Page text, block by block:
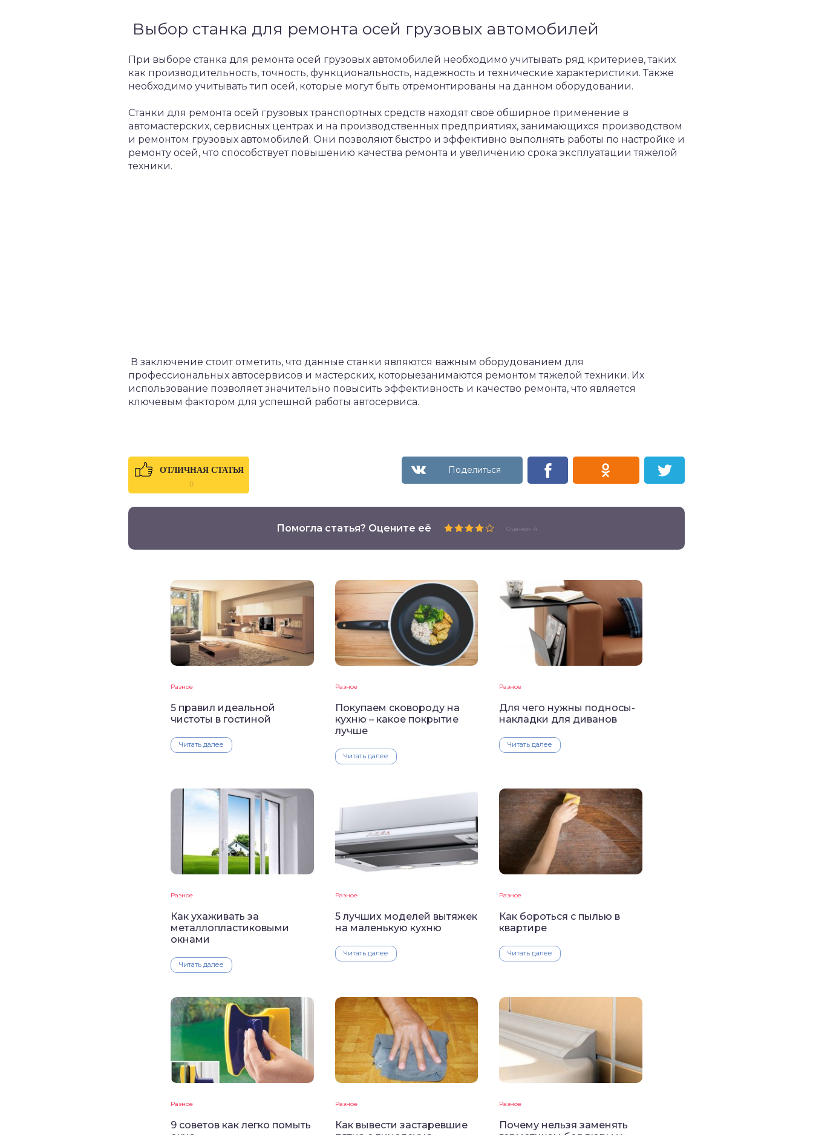
Выбор станка для ремонта осей грузовых автомобилей
При выборе станка для ремонта осей грузовых автомобилей необходимо учитывать ряд критериев, таких
как производительность, точность, функциональность, надежность и технические характеристики. Также
необходимо учитывать тип осей, которые могут быть отремонтированы на данном оборудовании.
Станки для ремонта осей грузовых транспортных средств находят своё обширное применение в
автомастерских, сервисных центрах и на производственных предприятиях, занимающихся производством
и ремонтом грузовых автомобилей. Они позволяют быстро и эффективно выполнять работы по настройке и
ремонту осей, что способствует повышению качества ремонта и увеличению срока эксплуатации тяжёлой
техники.
В заключение стоит отметить, что данные станки являются важным оборудованием для
профессиональных автосервисов и мастерских, которыезанимаются ремонтом тяжелой техники. Их
использование позволяет значительно повысить эффективность и качество ремонта, что является
ключевым фактором для успешной работы автосервиса.
ОТЛИЧНАЯ СТАТЬЯ
0
Помогла статья? Оцените её Оценок: 4
Разное
5 правил идеальной
чистоты в гостиной
Читать далее
Разное
Покупаем сковороду на
кухню – какое покрытие
лучше
Читать далее
Разное
Для чего нужны подносы-
накладки для диванов
Читать далее
Разное
Как ухаживать за
металлопластиковыми
окнами
Читать далее
Разное
5 лучших моделей вытяжек
на маленькую кухню
Читать далее
Разное
Как бороться с пылью в
квартире
Читать далее
Разное
9 советов как легко помыть
Разное
Как вывести застаревшие
Разное
Почему нельзя заменять